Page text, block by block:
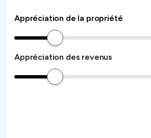
Appréciation de la propriété
Appréciation des revenus